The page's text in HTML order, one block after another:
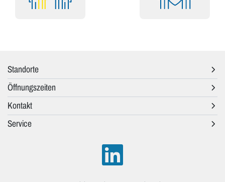
Standorte
Öffnungszeiten
Kontakt
Service